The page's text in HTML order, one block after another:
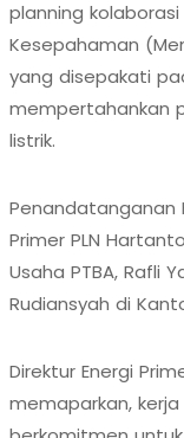
planning
Kesepahaman
yang disepakati
mempertahankan
listrik.
Penandatanganan
Primer PLN
Usaha PTBA, Rafli
Rudiansyah di
Direktur Energi
memaparkan,